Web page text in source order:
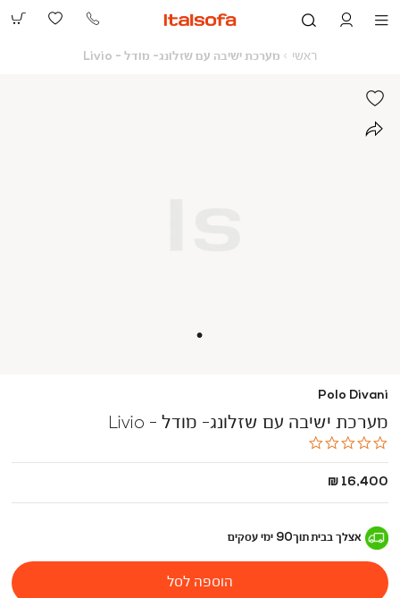
073-
ראשי ראשי
מערכת ישיבה עם שזלונג- מודל - Livio
Polo Divani
מערכת ישיבה עם שזלונג- מודל - Livio
החל
16,400 ₪
אצלך בביתתוך90 ימי עסקים
הוספה לסל